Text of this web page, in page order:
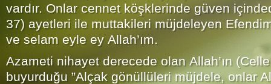
vardır. Onlar cennet köşklerinde güven
37) ayetleri ile muttakileri müjdeleyen
ve selam eyle ey Allah’ım.
Azameti nihayet derecede olan Allah’ın
buyurduğu ”Alçak gönüllüleri müjdele, onlar